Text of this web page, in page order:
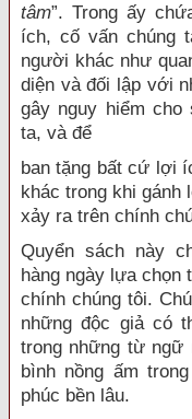
tâm”. Trong ấy
ích, cố vấn chúng
người khác như
diện và đối lập với
gây nguy hiểm
ta, và để
ban tặng bất cứ lợi
khác trong khi gánh
xảy ra trên chính
Quyển sách này
hàng ngày lựa chọn
chính chúng tôi.
những độc giả có
trong những từ ngữ
bình nồng ấm
phúc bền lâu.